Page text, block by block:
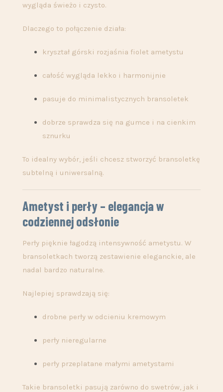
wygląda świeżo i czysto.
Dlaczego to połączenie działa:
kryształ górski rozjaśnia fiolet ametystu
całość wygląda lekko i harmonijnie
pasuje do minimalistycznych bransoletek
dobrze sprawdza się na gumce i na cienkim
sznurku
To idealny wybór, jeśli chcesz stworzyć bransoletkę
subtelną i uniwersalną.
Ametyst i perły – elegancja w
codziennej odsłonie
Perły pięknie łagodzą intensywność ametystu. W
bransoletkach tworzą zestawienie eleganckie, ale
nadal bardzo naturalne.
Najlepiej sprawdzają się:
drobne perły w odcieniu kremowym
perły nieregularne
perły przeplatane małymi ametystami
Takie bransoletki pasują zarówno do swetrów, jak i